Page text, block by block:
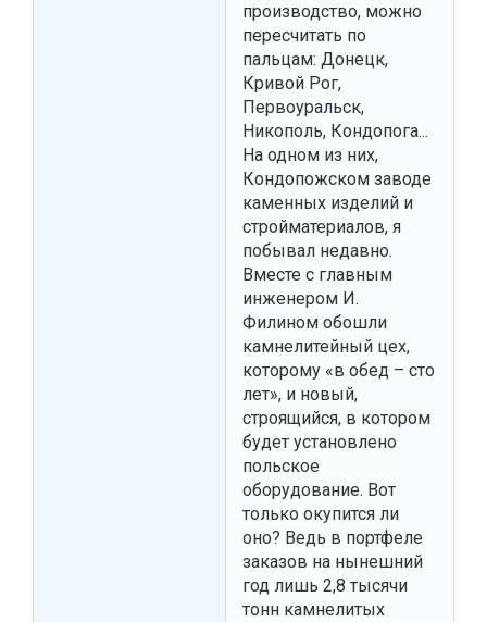
производство, можно
пересчитать по
пальцам: Донецк,
Кривой Рог,
Первоуральск,
Никополь, Кондопога...
На одном из них,
Кондопожском заводе
каменных изделий и
стройматериалов, я
побывал недавно.
Вместе с главным
инженером И.
Филином обошли
камнелитейный цех,
которому «в обед – сто
лет», и новый,
строящийся, в котором
будет установлено
польское
оборудование. Вот
только окупится ли
оно? Ведь в портфеле
заказов на нынешний
год лишь 2,8 тысячи
тонн камнелитых